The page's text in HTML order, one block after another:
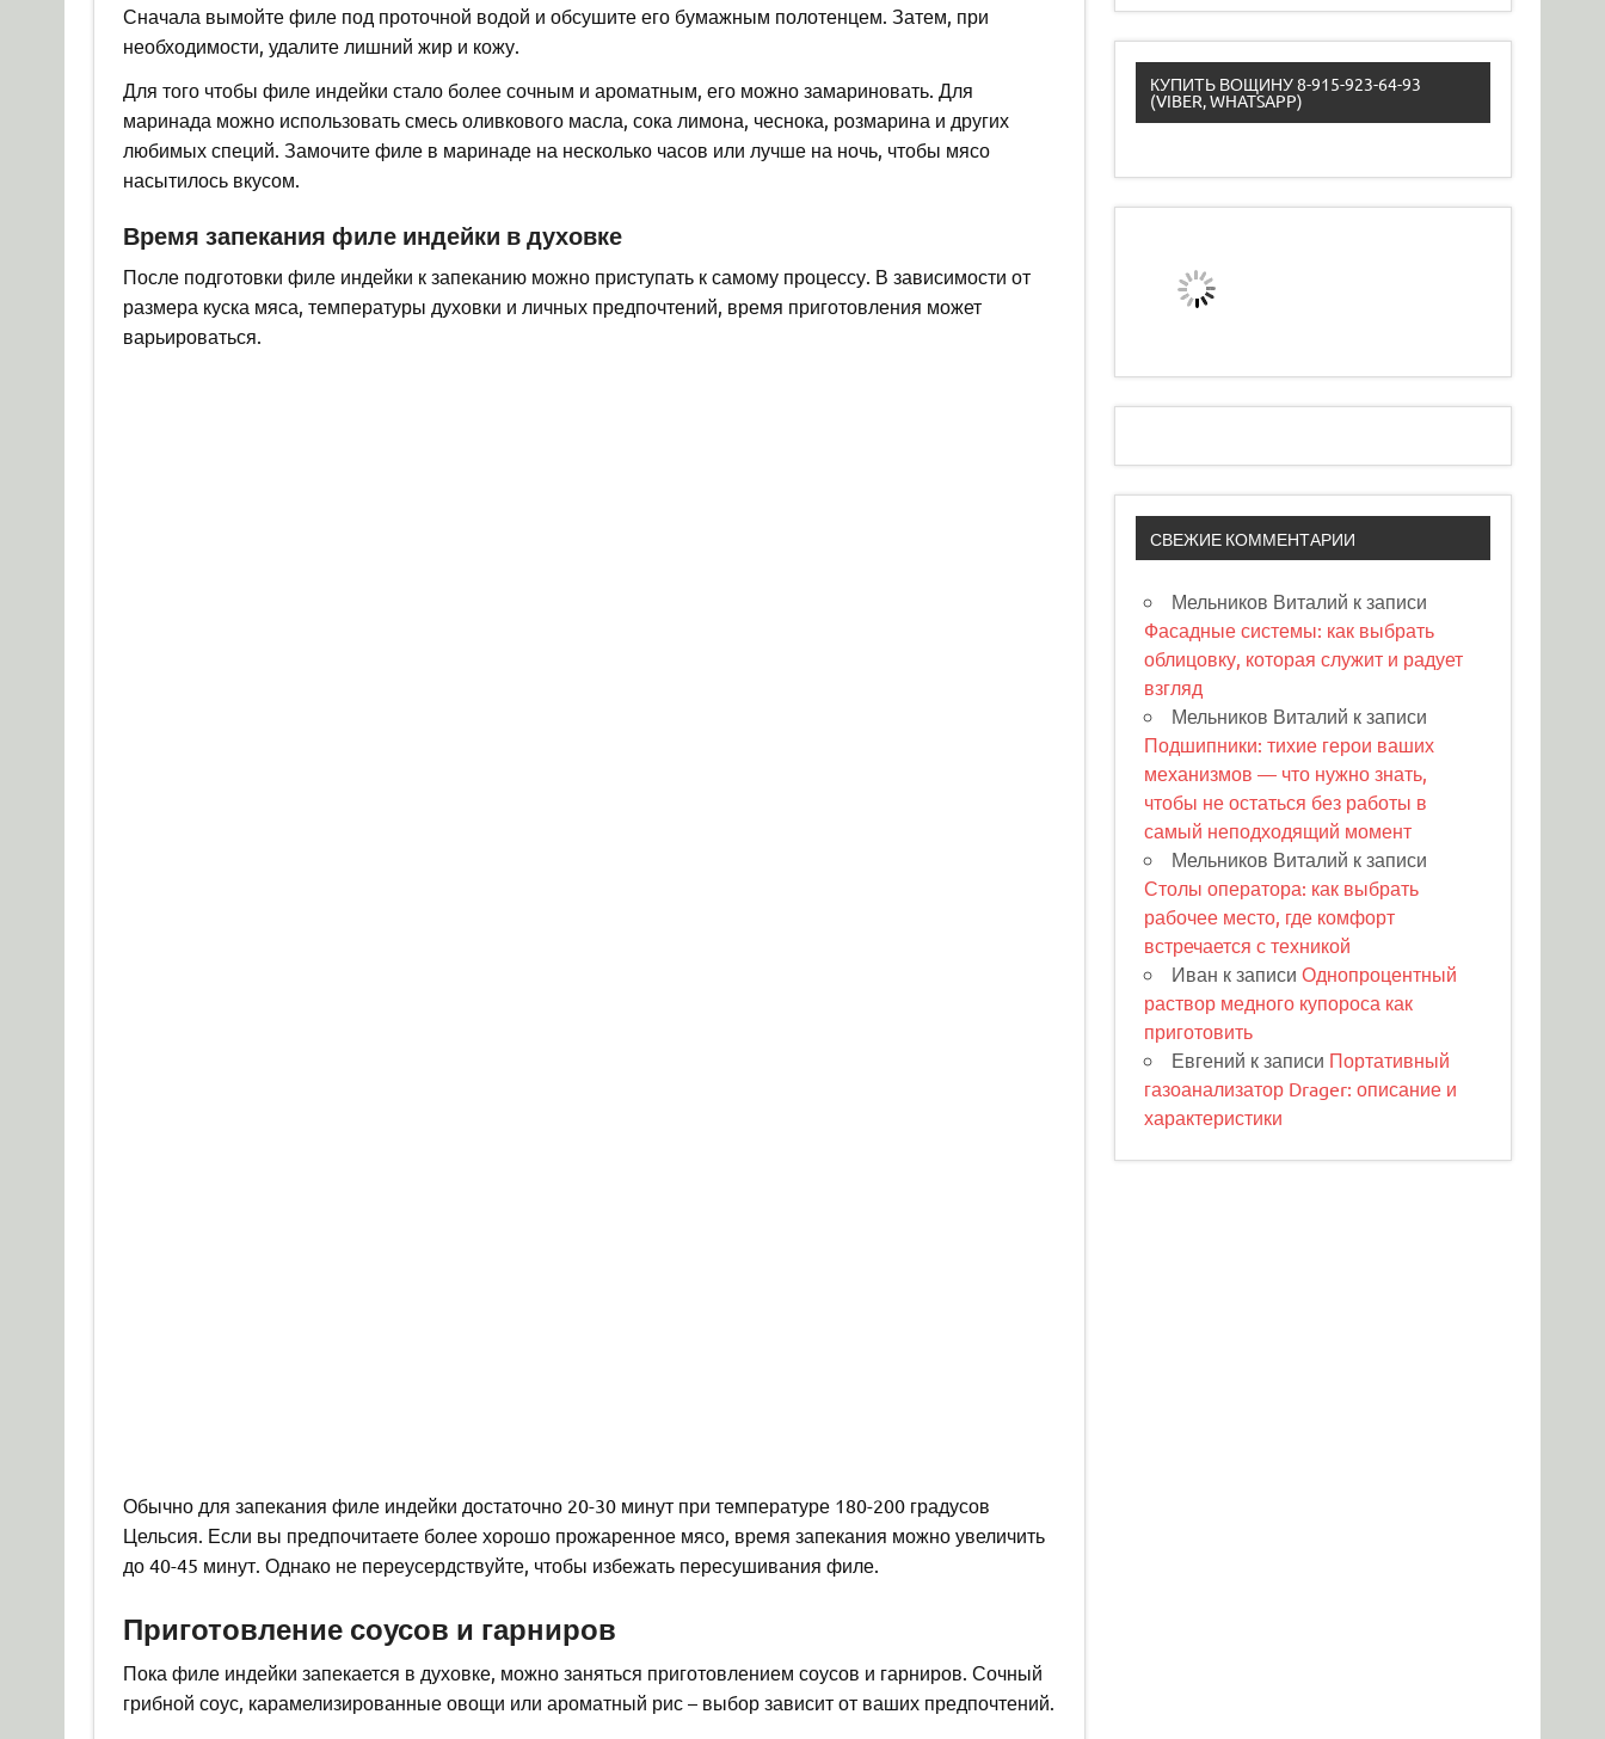
Сначала вымойте филе под проточной водой и обсушите его бумажным полотенцем. Затем, при
необходимости, удалите лишний жир и кожу.
Для того чтобы филе индейки стало более сочным и ароматным, его можно замариновать. Для
маринада можно использовать смесь оливкового масла, сока лимона, чеснока, розмарина и других
любимых специй. Замочите филе в маринаде на несколько часов или лучше на ночь, чтобы мясо
насытилось вкусом.
Время запекания филе индейки в духовке
После подготовки филе индейки к запеканию можно приступать к самому процессу. В зависимости от
размера куска мяса, температуры духовки и личных предпочтений, время приготовления может
варьироваться.
Обычно для запекания филе индейки достаточно 20-30 минут при температуре 180-200 градусов
Цельсия. Если вы предпочитаете более хорошо прожаренное мясо, время запекания можно увеличить
до 40-45 минут. Однако не переусердствуйте, чтобы избежать пересушивания филе.
Приготовление соусов и гарниров
Пока филе индейки запекается в духовке, можно заняться приготовлением соусов и гарниров. Сочный
грибной соус, карамелизированные овощи или ароматный рис – выбор зависит от ваших предпочтений.
КУПИТЬ ВОЩИНУ 8-915-923-64-93
(VIBER, WHATSAPP)
СВЕЖИЕ КОММЕНТАРИИ
Мельников Виталий к записи
Фасадные системы: как выбрать
облицовку, которая служит и радует
взгляд
Мельников Виталий к записи
Подшипники: тихие герои ваших
механизмов — что нужно знать,
чтобы не остаться без работы в
самый неподходящий момент
Мельников Виталий к записи
Столы оператора: как выбрать
рабочее место, где комфорт
встречается с техникой
Иван к записиОднопроцентный
раствор медного купороса как
приготовить
Евгений к записи Портативный
газоанализатор Drager: описание и
характеристики